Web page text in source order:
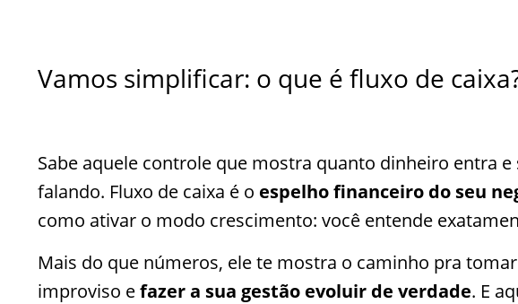
Vamos simplificar: o que é fluxo de
Sabe aquele controle que mostra quanto dinheiro entra e
falando. Fluxo de caixa é o espelho financeiro do seu
como ativar o modo crescimento: você entende
Mais do que números, ele te mostra o caminho pra
improviso efazer a sua gestão evoluir de verdade. E